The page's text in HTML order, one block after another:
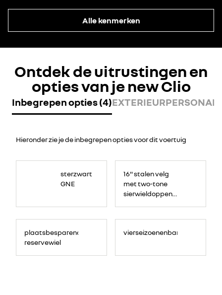
Alle kenmerken
Ontdek de uitrustingen en
opties van je new Clio
Inbegrepen opties (4)
Hieronder zie je de inbegrepen opties voor dit voertuig
sterzwart
GNE
16" stalen velg
met two-tone
sierwieldoppen
plaatsbesparend
reservewiel
vierseizoenenbanden